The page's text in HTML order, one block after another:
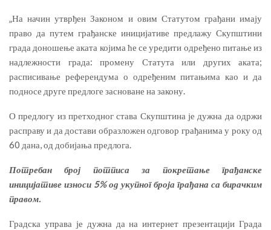
„На начин утврђен Законом и овим Статутом грађани имају
право да путем грађанске иницијативе предлажу Скупштини
града доношење аката којима ће се уредити одређено питање из
надлежности града: промену Статута или других аката;
расписивање референдума о одређеним питањима као и да
подносе друге предлоге засноване на закону.
О предлогу из претходног става Скупштина је дужна да одржи
расправу и да достави образложен одговор грађанима у року од
60 дана, од добијања предлога.
Потребан број потписа за покретање грађанске
иницијативе износи 5% од укупног броја грађана са бирачким
правом.
Градска управа је дужна да на интернет презентацији Града